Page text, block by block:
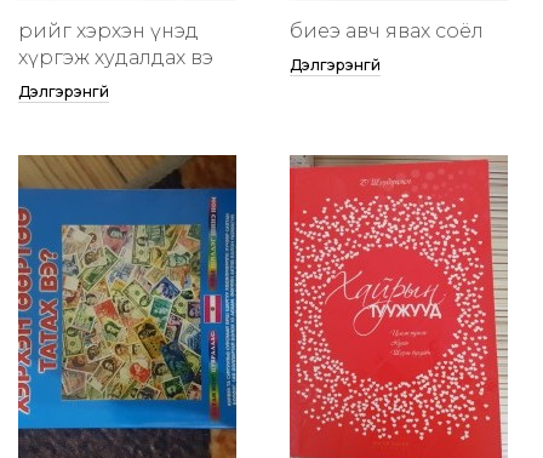
өөрийгөө хэрхэн үнэд
хүргэж худалдах вэ
Дэлгэрэнгүй
биеэ авч явах соёл
Дэлгэрэнгүй